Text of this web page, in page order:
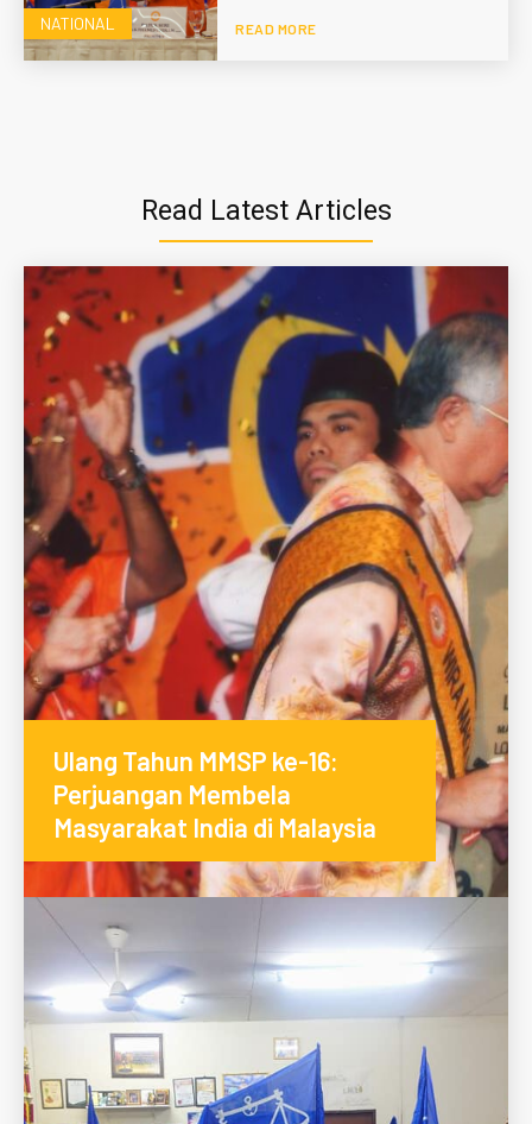
NATIONAL READ MORE
Read Latest Articles
Ulang Tahun MMSP ke-16:
Perjuangan Membela
Masyarakat India di Malaysia